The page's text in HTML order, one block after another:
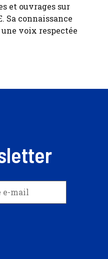
et ouvrages sur
Sa connaissance
voix respectée